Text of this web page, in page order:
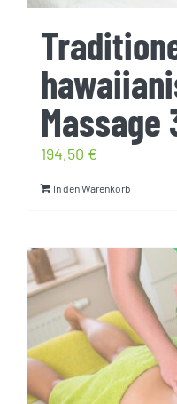
Massage
194,50 €
In den Warenkorb